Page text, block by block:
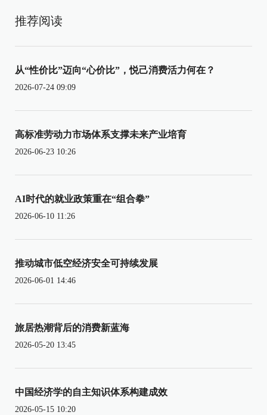
推荐阅读
从“性价比”迈向“心价比”，悦己消费活力何在？
2026-07-24 09:09
高标准劳动力市场体系支撑未来产业培育
2026-06-23 10:26
AI时代的就业政策重在“组合拳”
2026-06-10 11:26
推动城市低空经济安全可持续发展
2026-06-01 14:46
旅居热潮背后的消费新蓝海
2026-05-20 13:45
中国经济学的自主知识体系构建成效
2026-05-15 10:20